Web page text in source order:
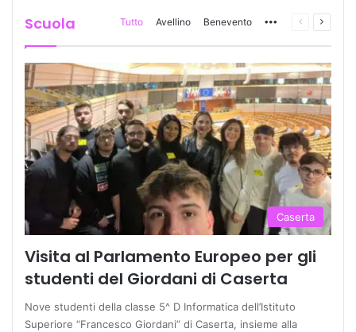
Scuola Tutto Avellino Benevento More Pagina
Caserta
Visita al Parlamento Europeo per gli
studenti del Giordani di Caserta
Nove studenti della classe 5^ D Informatica dell’Istituto
Superiore “Francesco Giordani” di Caserta, insieme alla